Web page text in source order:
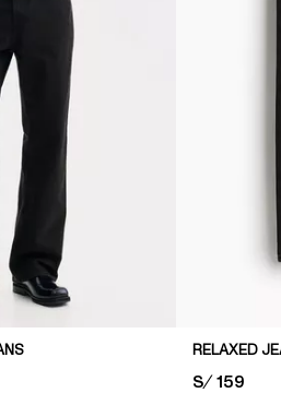
RELAXED
PRICE:
S/ 159